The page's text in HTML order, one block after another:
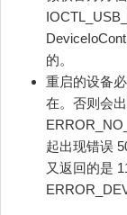
的。
重启的设备
在。否则会
起出现错误
又返回的是